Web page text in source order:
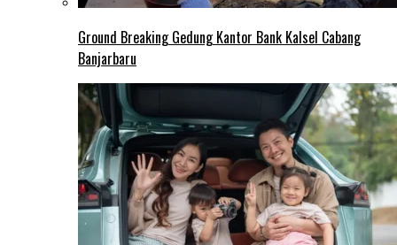
Ground Breaking Gedung Kantor Bank Kalsel Cabang
Banjarbaru